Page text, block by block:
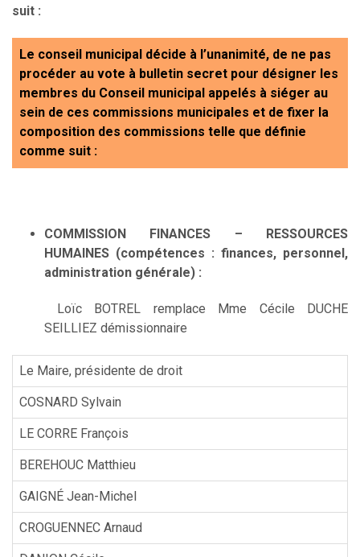
suit :
Le conseil municipal décide à l’unanimité, de ne pas
procéder au vote à bulletin secret pour désigner les
membres du Conseil municipal appelés à siéger au
sein de ces commissions municipales et de fixer la
composition des commissions telle que définie
comme suit :
COMMISSION FINANCES – RESSOURCES
HUMAINES (compétences : finances, personnel,
administration générale) :
Loïc BOTREL remplace Mme Cécile DUCHE
SEILLIEZ démissionnaire
Le Maire, présidente de droit
COSNARD Sylvain
LE CORRE François
BEREHOUC Matthieu
GAIGNÉ Jean-Michel
CROGUENNEC Arnaud